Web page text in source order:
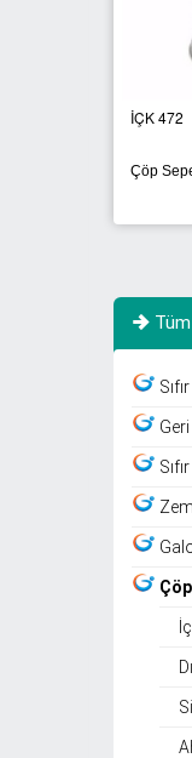
İÇK 472
Çöp